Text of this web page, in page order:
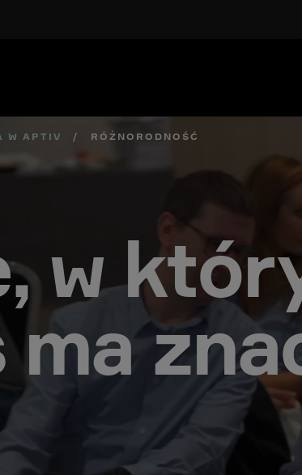
W APTIV / RÓŻNORODNOŚĆ
w
ma